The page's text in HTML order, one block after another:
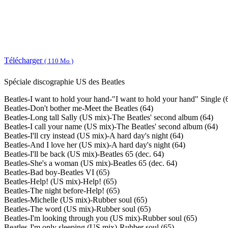
Télécharger ( 110 Mo )
Spéciale discographie US des Beatles
Beatles-I want to hold your hand-"I want to hold your hand" Single
Beatles-Don't bother me-Meet the Beatles (64)
Beatles-Long tall Sally (US mix)-The Beatles' second album (64)
Beatles-I call your name (US mix)-The Beatles' second album (64)
Beatles-I'll cry instead (US mix)-A hard day's night (64)
Beatles-And I love her (US mix)-A hard day's night (64)
Beatles-I'll be back (US mix)-Beatles 65 (dec. 64)
Beatles-She's a woman (US mix)-Beatles 65 (dec. 64)
Beatles-Bad boy-Beatles VI (65)
Beatles-Help! (US mix)-Help! (65)
Beatles-The night before-Help! (65)
Beatles-Michelle (US mix)-Rubber soul (65)
Beatles-The word (US mix)-Rubber soul (65)
Beatles-I'm looking through you (US mix)-Rubber soul (65)